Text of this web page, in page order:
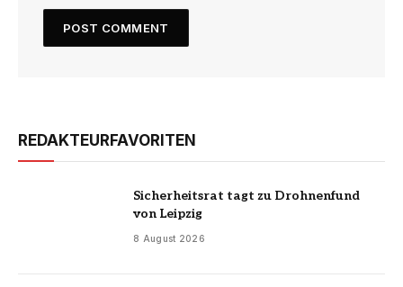
REDAKTEURFAVORITEN
Sicherheitsrat tagt zu Drohnenfund
von Leipzig
8 August 2026